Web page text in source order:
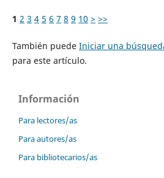
1 2 3 4 5 6 7 8 9 10 > >>
También puede Iniciar una
para este artículo.
Información
Para lectores/as
Para autores/as
Para bibliotecarios/as